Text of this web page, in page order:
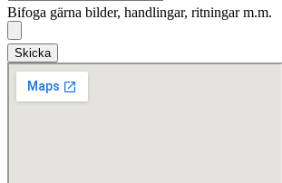
Bifoga gärna bilder, handlingar, ritningar m.m.
Skicka